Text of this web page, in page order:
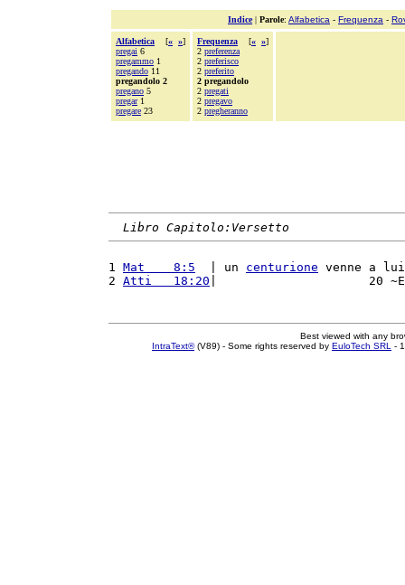
Indice| Parole: Alfabetica - Frequenza -
Alfabetica [« »]
pregai 6
pregammo 1
pregando 11
pregandolo 2
pregano 5
pregar1
pregare 23
Frequenza [« »]
2 preferenza
2 preferisco
2 preferito
2 pregandolo
2 pregati
2 pregavo
2 pregheranno
Libro Capitolo:Versetto
1 Mat    8:5
  | un
centurione venne a
2 Atti   18:20 |                     20
Best viewed with any
IntraText®(V89) - Some rights reserved by EuloTech SRL -